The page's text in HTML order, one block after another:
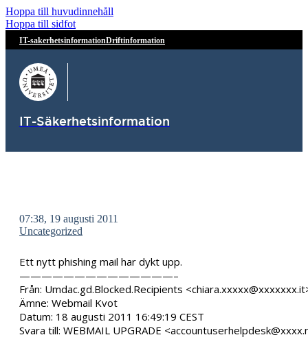
Hoppa till huvudinnehåll
Hoppa till sidfot
IT-sakerhetsinformationDriftinformation
IT-Säkerhetsinformation
07:38, 19 augusti 2011
Uncategorized
Ett nytt phishing mail har dykt upp.
——————————————–
Från: Umdac.gd.Blocked.Recipients
Ämne: Webmail Kvot
Datum: 18 augusti 2011 16:49:19 CEST
Svara till: WEBMAIL UPGRADE